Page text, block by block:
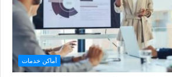
أماكن خدمات